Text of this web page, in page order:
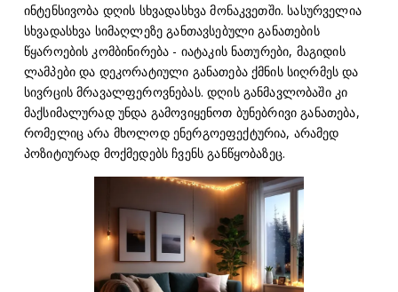
ინტენსივობა დღის სხვადასხვა მონაკვეთში. სასურველია
სხვადასხვა სიმაღლეზე განთავსებული განათების
წყაროების კომბინირება - იატაკის ნათურები, მაგიდის
ლამპები და დეკორატიული განათება ქმნის სიღრმეს და
სივრცის მრავალფეროვნებას. დღის განმავლობაში კი
მაქსიმალურად უნდა გამოვიყენოთ ბუნებრივი განათება,
რომელიც არა მხოლოდ ენერგოეფექტურია, არამედ
პოზიტიურად მოქმედებს ჩვენს განწყობაზეც.